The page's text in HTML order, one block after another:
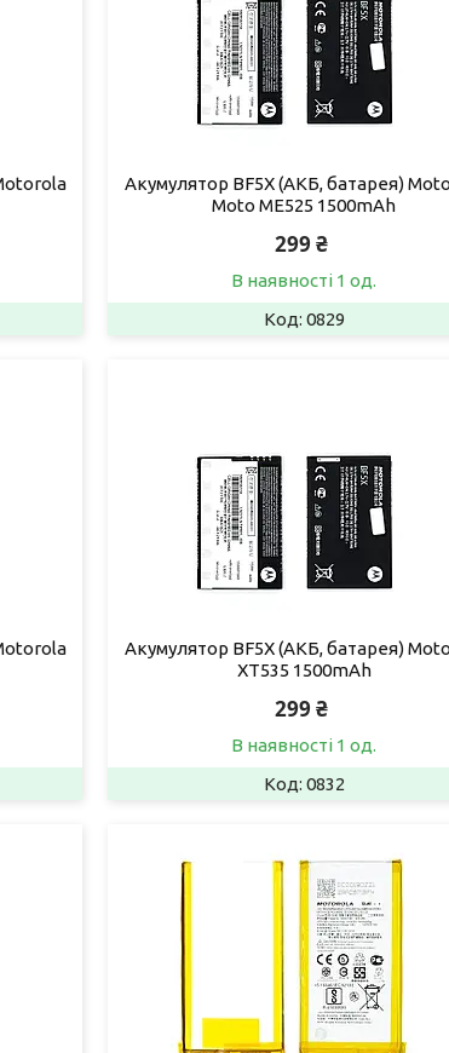
Акумулятор BF5X (АКБ, батарея)
Moto ME525 1500mAh
299 ₴
В наявності 1 од.
0829
Акумулятор BF5X (АКБ, батарея)
XT535 1500mAh
299 ₴
В наявності 1 од.
0832